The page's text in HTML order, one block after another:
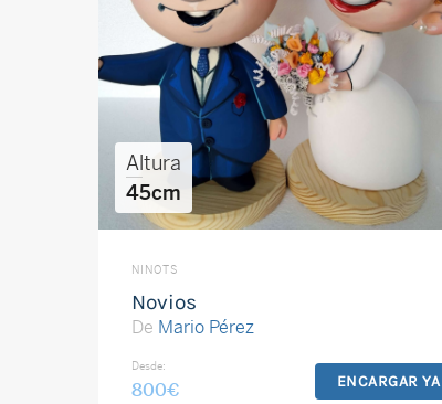
Altura
45cm
NINOTS
Novios
De Mario Pérez
Desde:
800€ ENCARGAR YA